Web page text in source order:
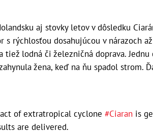
aj stovky letov v dôsledku
s rýchlosťou dosahujúcou v nárazoch
tiež lodná či železničná doprava.
žena, keď na ňu spadol strom.
of extratropical cyclone #Ciaran is
are delivered.